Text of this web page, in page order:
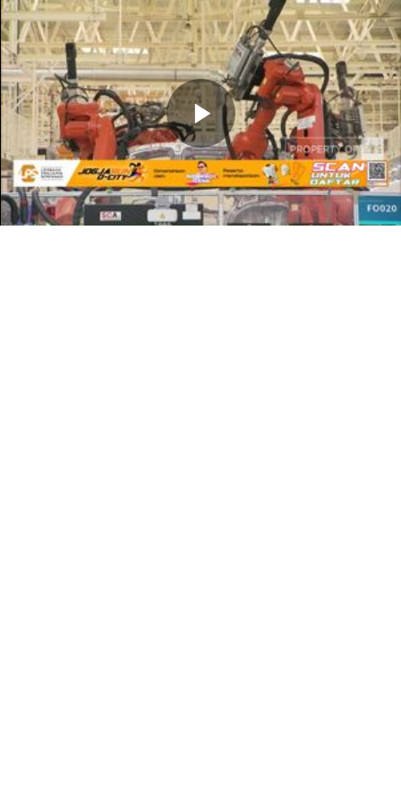
Memutarkan
Video